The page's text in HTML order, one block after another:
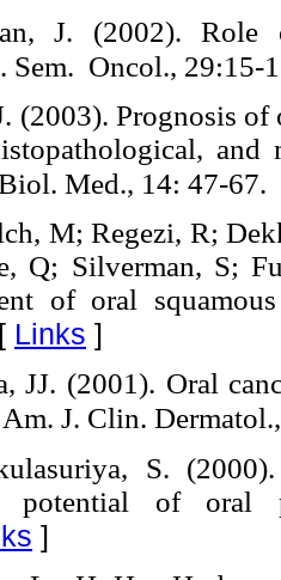
J. (2002). Role
Sem. Oncol., 29:15-
(2003). Prognosis
and
Med., 14: 47-67.
M; Regezi, R;
Q; Silverman, S;
of oral
Links ]
JJ. (2001). Oral
Am. J. Clin.
S.
potential of oral
]